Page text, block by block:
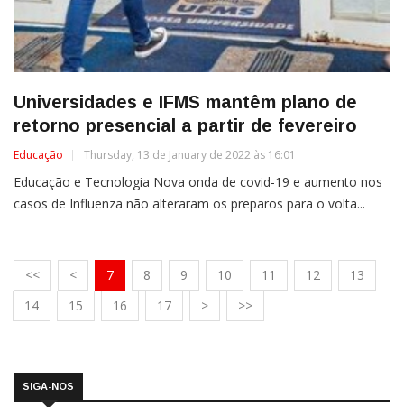
Universidades e IFMS mantêm plano de
retorno presencial a partir de fevereiro
Educação Thursday, 13 de January de 2022 às 16:01
Educação e Tecnologia Nova onda de covid-19 e aumento nos
casos de Influenza não alteraram os preparos para o volta...
<< < 7 8 9 10 11 12
13
14
15 16 17 > >>
SIGA-NOS